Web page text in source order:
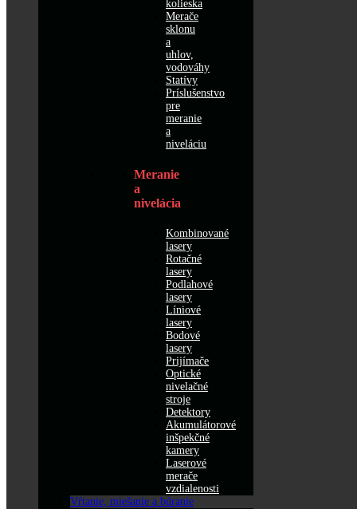
kolieska
Merače
sklonu
a
uhlov,
vodováhy
Statívy
Príslušenstvo
pre
meranie
a
niveláciu
Meranie
a
nivelácia
Kombinované
lasery
Rotačné
lasery
Podlahové
lasery
Líniové
lasery
Bodové
lasery
Prijímače
Optické
nivelačné
stroje
Detektory
Akumulátorové
inšpekčné
kamery
Laserové
merače
vzdialenosti
Vŕtanie, miešanie a búranie